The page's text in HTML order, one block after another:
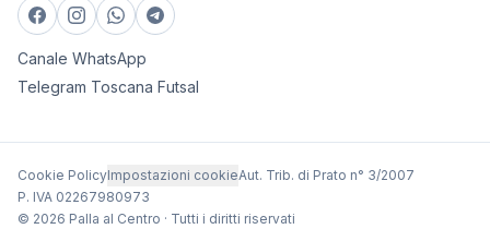
Canale WhatsApp
Telegram Toscana Futsal
Cookie PolicyImpostazioni cookieAut. Trib. di Prato n° 3/2007
P. IVA 02267980973
© 2026 Palla al Centro · Tutti i diritti riservati